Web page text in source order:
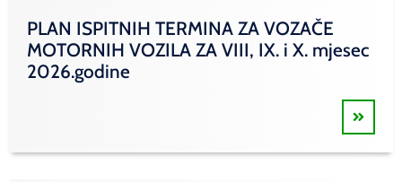
PLAN ISPITNIH TERMINA ZA VOZAČE
MOTORNIH VOZILA ZA VIII, IX. i X. mjesec
2026.godine